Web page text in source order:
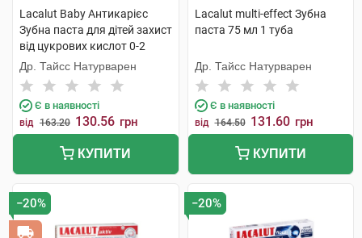
Lacalut Baby Антикарієс
Зубна паста для дітей захист
від цукрових кислот 0-2
років 55 мл 1 туба
Др. Тайсс Натурварен
Є в наявності
від 163.20 130.56 грн
КУПИТИ
Lacalut multi-effect Зубна
паста 75 мл 1 туба
Др. Тайсс Натурварен
Є в наявності
від 164.50 131.60 грн
КУПИТИ
−20% −20%